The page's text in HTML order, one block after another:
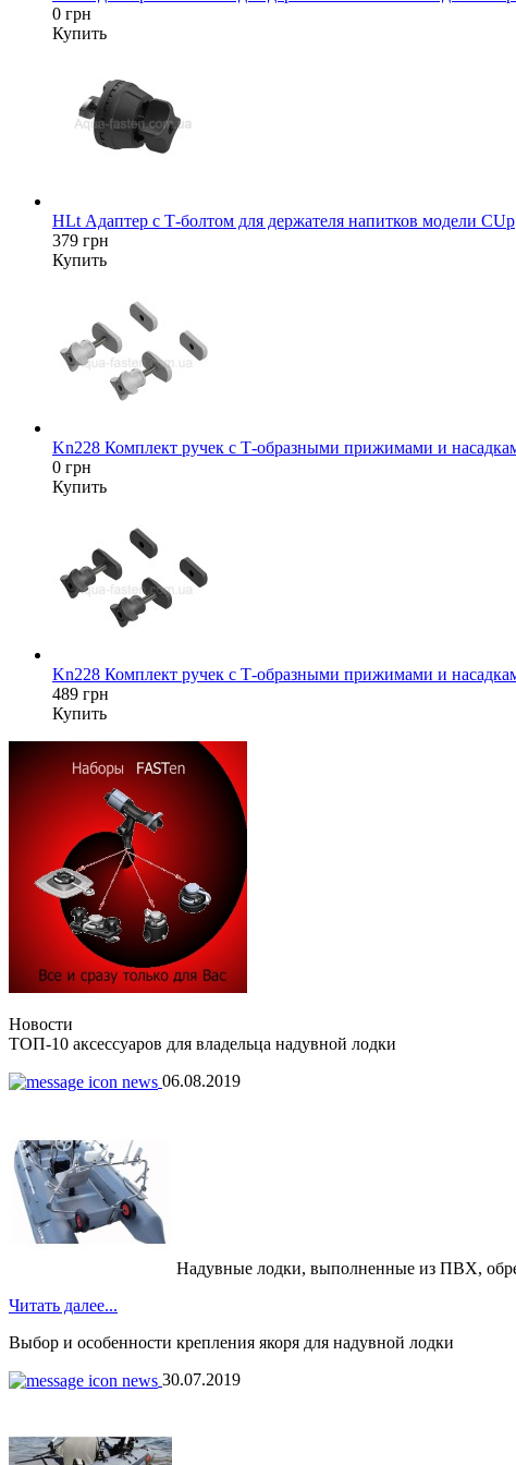
0 грн
Купить
HLt Адаптер c Т-болтом для держателя напитков модели CUp
379 грн
Купить
Kn228 Комплект ручек с Т-образными прижимами и
0 грн
Купить
Kn228 Комплект ручек с Т-образными прижимами и
489 грн
Купить
Новости
ТОП-10 аксессуаров для владельца надувной лодки
06.08.2019
Надувные лодки, выполненные из ПВХ,
Читать далее...
Выбор и особенности крепления якоря для надувной лодки
30.07.2019